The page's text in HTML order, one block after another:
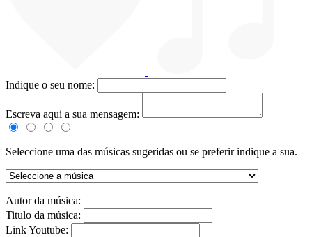
Indique o seu nome:
Escreva aqui a sua mensagem:
Seleccione uma das músicas sugeridas ou se preferir indique a sua.
Autor da música:
Titulo da música:
Link Youtube: